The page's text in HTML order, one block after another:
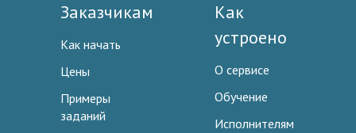
Заказчикам
Как начать
Цены
Примеры
заданий
Как
устроено
О сервисе
Обучение
Исполнителям